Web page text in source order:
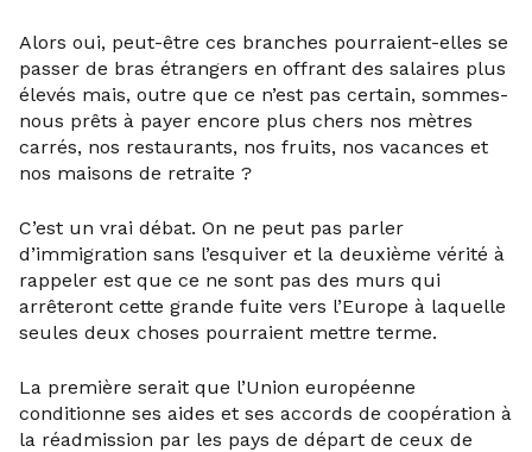
Alors oui, peut-être ces branches pourraient-elles se
passer de bras étrangers en offrant des salaires plus
élevés mais, outre que ce n’est pas certain, sommes-
nous prêts à payer encore plus chers nos mètres
carrés, nos restaurants, nos fruits, nos vacances et
nos maisons de retraite ?
C’est un vrai débat. On ne peut pas parler
d’immigration sans l’esquiver et la deuxième vérité à
rappeler est que ce ne sont pas des murs qui
arrêteront cette grande fuite vers l’Europe à laquelle
seules deux choses pourraient mettre terme.
La première serait que l’Union européenne
conditionne ses aides et ses accords de coopération à
la réadmission par les pays de départ de ceux de